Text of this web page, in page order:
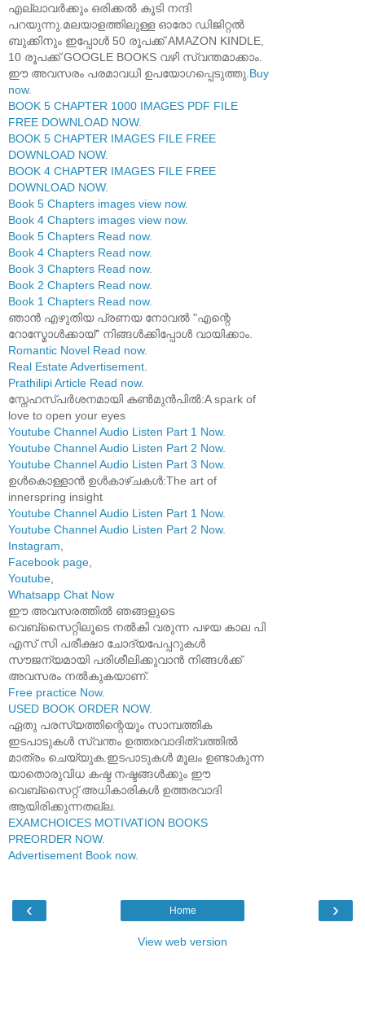
എല്ലാവർക്കും ഒരിക്കൽ കൂടി നന്ദി
പറയുന്നു.മലയാളത്തിലുള്ള ഓരോ ഡിജിറ്റൽ
ബുക്കിനും ഇപ്പോൾ 50 രൂപക്ക് AMAZON KINDLE,
10 രൂപക്ക് GOOGLE BOOKS വഴി സ്വന്തമാക്കാം.
ഈ അവസരം പരമാവധി ഉപയോഗപ്പെടുത്തു.Buy
now.
BOOK 5 CHAPTER 1000 IMAGES PDF FILE
FREE DOWNLOAD NOW.
BOOK 5 CHAPTER IMAGES FILE FREE
DOWNLOAD NOW.
BOOK 4 CHAPTER IMAGES FILE FREE
DOWNLOAD NOW.
Book 5 Chapters images view now.
Book 4 Chapters images view now.
Book 5 Chapters Read now.
Book 4 Chapters Read now.
Book 3 Chapters Read now.
Book 2 Chapters Read now.
Book 1 Chapters Read now.
ഞാൻ എഴുതിയ പ്രണയ നോവൽ "എന്റെ
റോസ്മോൾക്കായ്" നിങ്ങൾക്കിപ്പോൾ വായിക്കാം.
Romantic Novel Read now.
Real Estate Advertisement.
Prathilipi Article Read now.
സ്നേഹസ്പർശനമായി കൺമുൻപിൽ:A spark of
love to open your eyes
Youtube Channel Audio Listen Part 1 Now.
Youtube Channel Audio Listen Part 2 Now.
Youtube Channel Audio Listen Part 3 Now.
ഉൾകൊള്ളാൻ ഉൾകാഴ്ചകൾ:The art of
innerspring insight
Youtube Channel Audio Listen Part 1 Now.
Youtube Channel Audio Listen Part 2 Now.
Instagram,
Facebook page,
Youtube,
Whatsapp Chat Now
ഈ അവസരത്തിൽ ഞങ്ങളുടെ
വെബ്സൈറ്റിലൂടെ നൽകി വരുന്ന പഴയ കാല പി
എസ് സി പരീക്ഷാ ചോദ്യപേപ്പറുകൾ
സൗജന്യമായി പരിശീലിക്കുവാൻ നിങ്ങൾക്ക്
അവസരം നൽകുകയാണ്.
Free practice Now.
USED BOOK ORDER NOW.
ഏതു പരസ്യത്തിന്റെയും സാമ്പത്തിക
ഇടപാടുകൾ സ്വന്തം ഉത്തരവാദിത്വത്തിൽ
മാത്രം ചെയ്യുക.ഇടപാടുകൾ മൂലം ഉണ്ടാകുന്ന
യാതൊരുവിധ കഷ്ട നഷ്ടങ്ങൾക്കും ഈ
വെബ്സൈറ്റ് അധികാരികൾ ഉത്തരവാദി
ആയിരിക്കുന്നതല്ല.
EXAMCHOICES MOTIVATION BOOKS
PREORDER NOW.
Advertisement Book now.
‹ ›
Home
View web version